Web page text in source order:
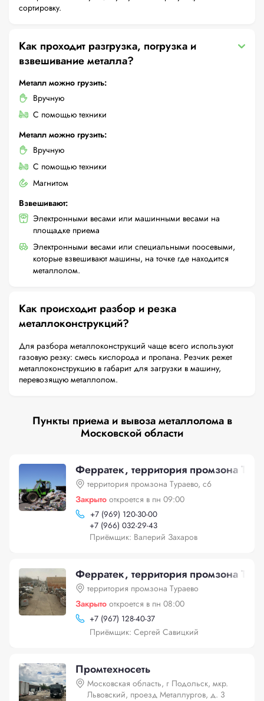
сортировку.
Как проходит разгрузка, погрузка и
взвешивание металла?
Металл можно грузить:
Вручную
С помощью техники
Металл можно грузить:
Вручную
С помощью техники
Магнитом
Взвешивают:
Электронными весами или машинными весами на
площадке приема
Электронными весами или специальными поосевыми,
которые взвешивают машины, на точке где находится
металлолом.
Как происходит разбор и резка
металлоконструкций?
Для разбора металлоконструкций чаще всего используют
газовую резку: смесь кислорода и пропана. Резчик режет
металлоконструкцию в габарит для загрузки в машину,
перевозящую металлолом.
Пункты приема и вывоза металлолома в
Московской области
Ферратек, территория промзона
территория промзона Тураево, с6
Закрыто откроется в пн 09:00
+7 (969) 120-30-00
+7 (966) 032-29-43
Приёмщик: Валерий Захаров
Ферратек, территория промзона
территория промзона Тураево
Закрыто откроется в пн 08:00
+7 (967) 128-40-37
Приёмщик: Сергей Савицкий
Промтехносеть
Московская область, г Подольск, мкр.
Львовский, проезд Металлургов, д. 3